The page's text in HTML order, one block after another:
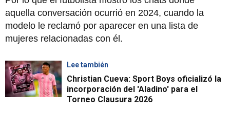
aquella conversación ocurrió en 2024, cuando la
modelo le reclamó por aparecer en una lista de
mujeres relacionadas con él.
Lee también
Christian Cueva: Sport Boys oficializó la
incorporación del 'Aladino' para el
Torneo Clausura 2026